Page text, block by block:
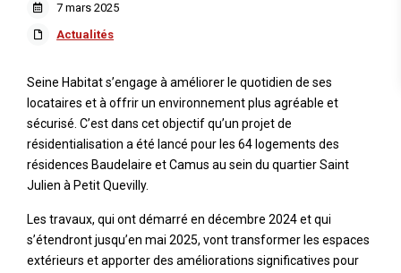
7 mars 2025
Actualités
Seine Habitat s’engage à améliorer le quotidien de ses
locataires et à offrir un environnement plus agréable et
sécurisé. C’est dans cet objectif qu’un projet de
résidentialisation a été lancé pour les 64 logements des
résidences Baudelaire et Camus au sein du quartier Saint
Julien à Petit Quevilly.
Les travaux, qui ont démarré en décembre 2024 et qui
s’étendront jusqu’en mai 2025, vont transformer les espaces
extérieurs et apporter des améliorations significatives pour